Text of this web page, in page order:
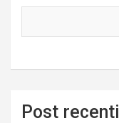
Post recenti